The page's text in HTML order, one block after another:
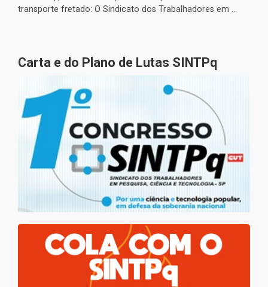
transporte fretado: O Sindicato dos Trabalhadores em ...
Carta e do Plano de Lutas SINTPq